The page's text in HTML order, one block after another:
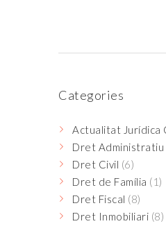
Categories
Actualitat Jurídica
Dret Administratiu
Dret Civil (6)
Dret de Família (1)
Dret Fiscal (8)
Dret Inmobiliari (8)